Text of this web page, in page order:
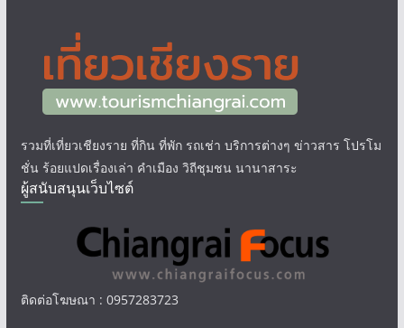
รวมที่เที่ยวเชียงราย ที่กิน ที่พัก รถเช่า บริการต่างๆ ข่าวสาร โปรโม
ชั่น ร้อยแปดเรื่องเล่า คำเมือง วิถีชุมชน นานาสาระ
ผู้สนับสนุนเว็บไซต์
ติดต่อโฆษณา : 0957283723